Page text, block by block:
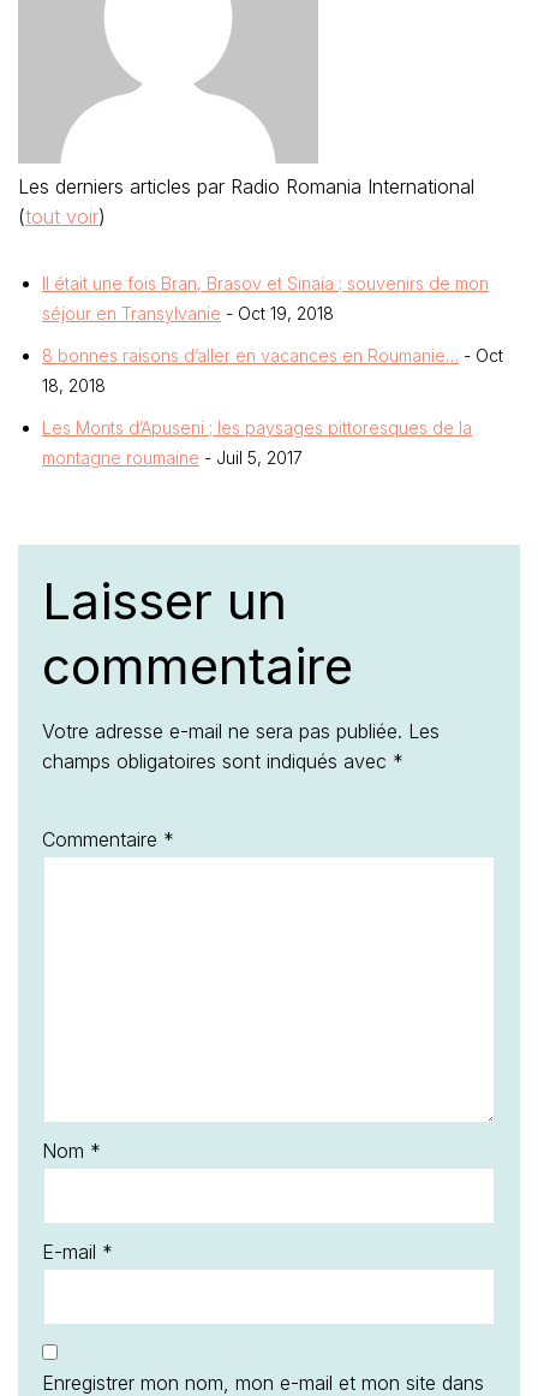
Les derniers articles par Radio Romania International
(tout voir)
Il était une fois Bran, Brasov et Sinaia ; souvenirs de mon
séjour en Transylvanie - Oct 19, 2018
8 bonnes raisons d’aller en vacances en Roumanie… - Oct
18, 2018
Les Monts d’Apuseni ; les paysages pittoresques de la
montagne roumaine - Juil 5, 2017
Laisser un
commentaire
Votre adresse e-mail ne sera pas publiée. Les
champs obligatoires sont indiqués avec *
Commentaire *
Nom *
E-mail *
Enregistrer mon nom, mon e-mail et mon site dans